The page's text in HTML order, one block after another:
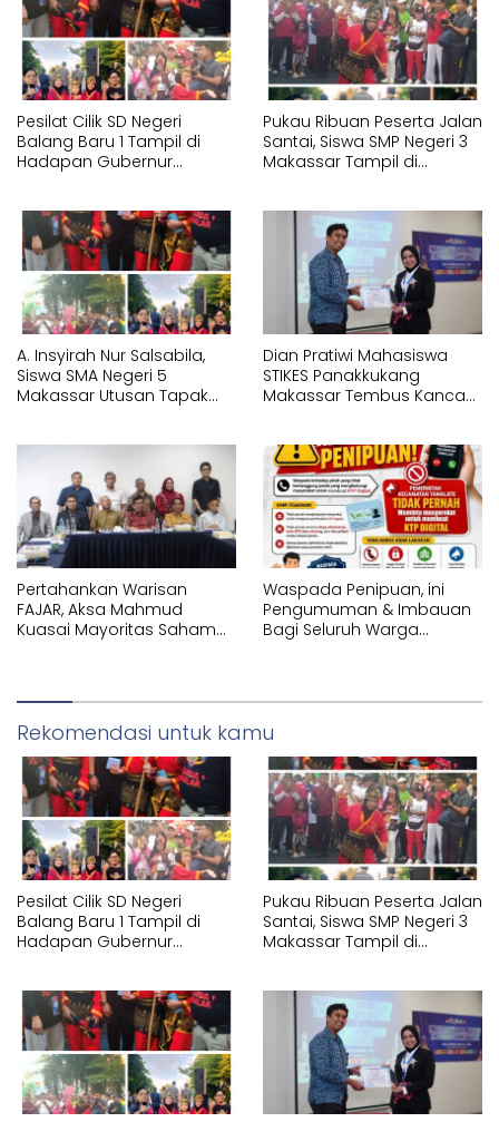
Pesilat Cilik SD Negeri
Balang Baru 1 Tampil di
Hadapan Gubernur
Pencak Silat Tangan
Kosong
Pukau Ribuan Peserta Jalan
Santai, Siswa SMP Negeri 3
Makassar Tampil di
Memperagakan Jurus
Pencak Silat Bersenjata
A. Insyirah Nur Salsabila,
Siswa SMA Negeri 5
Makassar Utusan Tapak
Memperagakan Jurus
Pencak Silat
Dian Pratiwi Mahasiswa
STIKES Panakkukang
Makassar Tembus Kancah
Pertahankan Warisan
FAJAR, Aksa Mahmud
Kuasai Mayoritas Saham
Waspada Penipuan, ini
Pengumuman & Imbauan
Bagi Seluruh Warga
Rekomendasi untuk kamu
Pesilat Cilik SD Negeri
Balang Baru 1 Tampil di
Hadapan Gubernur
Pencak Silat Tangan
Kosong
Pukau Ribuan Peserta Jalan
Santai, Siswa SMP Negeri 3
Makassar Tampil di
Memperagakan Jurus
Pencak Silat Bersenjata